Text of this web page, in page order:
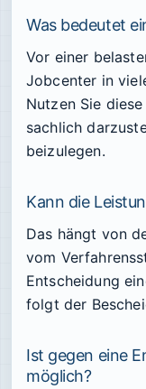
Was bedeutet
Vor einer
Jobcenter in
Nutzen Sie
sachlich
beizulegen.
Kann die
Das hängt von
vom
Entscheidung
folgt der
Ist gegen eine
möglich?